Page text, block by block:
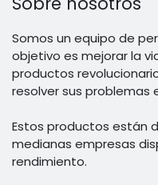
Somos un equipo de
objetivo es mejorar la
productos
resolver sus problemas
Estos productos están
medianas empresas
rendimiento.